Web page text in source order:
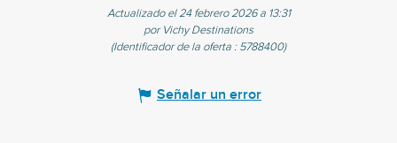
Actualizado el 24 febrero 2026 a 13:31
por Vichy Destinations
(Identificador de la oferta : 5788400)
Señalar un error